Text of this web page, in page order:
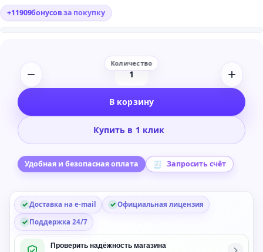
+11909бонусовза покупку
Количество
Boris
Sapphire
All
Hosts
-
В корзину
Купить в 1 клик
Удобная и безопасная оплата Запросить счёт
Доставка на e-mail
Официальная лицензия
Поддержка 24/7
Проверить надёжность магазина